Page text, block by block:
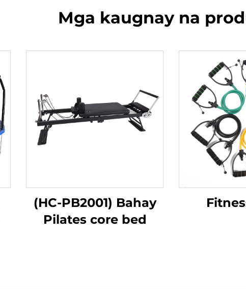
Mga kaugnay na
(HC-PB2001) Bahay
Pilates core bed